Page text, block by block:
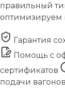
правильный
оптимизируем
Гарантия
Помощь с
сертификатов
подачи вагонов